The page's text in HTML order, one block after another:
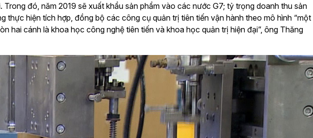
đó, năm 2019 sẽ xuất khẩu sản phẩm vào các nước G7; tỷ trọng doanh thu sản
hiện tích hợp, đồng bộ các công cụ quản trị tiên tiến vận hành theo mô hình “một
hai cánh là khoa học công nghệ tiên tiến và khoa học quản trị hiện đại”, ông Thăng